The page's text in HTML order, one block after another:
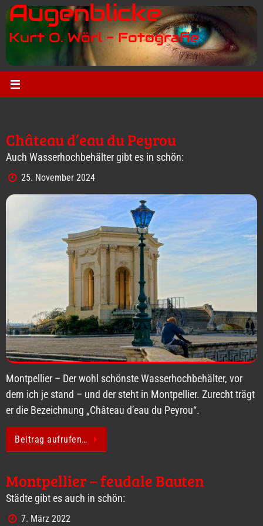
Zum
Inhalt
springen
Augenblicke
Kurt O. Wörl - Fotografie
Château d’eau du Peyrou
Auch Wasserhochbehälter gibt es in schön:
25. November 2024
Montpellier – Der wohl schönste Wasserhochbehälter, vor
dem ich je stand – und der steht in Montpellier. Zurecht trägt
er die Bezeichnung „Château d’eau du Peyrou“.
Beitrag aufrufen…
Montpellier – feudale Bauten
Städte gibt es auch in schön:
7. März 2022